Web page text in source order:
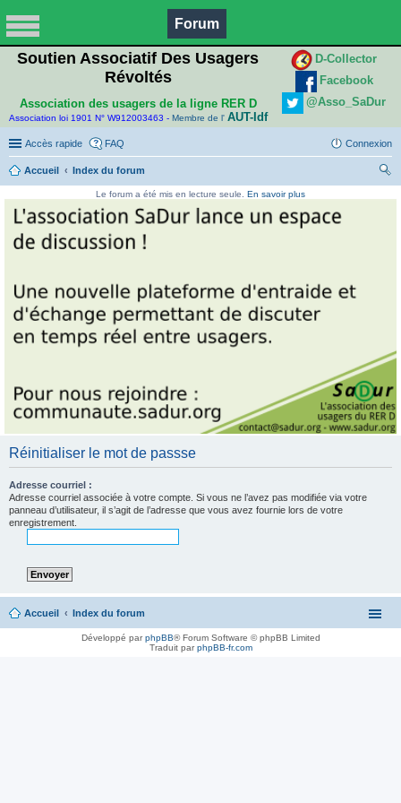
Forum
Soutien Associatif Des Usagers
Révoltés
Association des usagers de la ligne RER D
Association loi 1901 N° W912003463 - Membre de l' AUT-Idf
D-Collector
Facebook
@Asso_SaDur
Accès rapide FAQ Connexion
Accueil
Index du forum
Le forum a été mis en lecture seule. En savoir plus
Réinitialiser le mot de passse
Adresse courriel :
Adresse courriel associée à votre compte. Si vous ne l’avez pas modifiée via votre
panneau d’utilisateur, il s’agit de l’adresse que vous avez fournie lors de votre
enregistrement.
Accueil Index du forum
Développé parphpBB® Forum Software © phpBB Limited
Traduit parphpBB-fr.com